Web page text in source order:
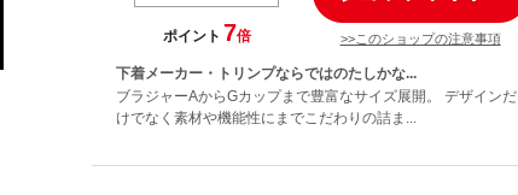
ポイント 7倍 >>このショップの注意事項
下着メーカー・トリンプならではのたしかな...
ブラジャーAからGカップまで豊富なサイズ展開。 デザインだ
けでなく素材や機能性にまでこだわりの詰ま...